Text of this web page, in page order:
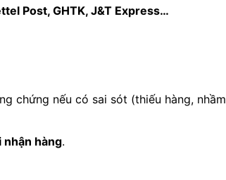
Post, GHTK, J&T Express…
chứng nếu có sai sót (thiếu hàng,
nhận hàng.